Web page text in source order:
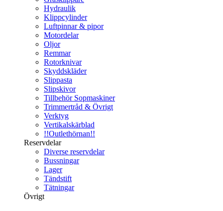
Hydraulik
Klippcylinder
Luftpinnar & pipor
Motordelar
Oljor
Remmar
Rotorknivar
Skyddskläder
Slippasta
Slipskivor
Tillbehör Sopmaskiner
Trimmertråd & Övrigt
Verktyg
Vertikalskärblad
!!Outlethörnan!!
Reservdelar
Diverse reservdelar
Bussningar
Lager
Tändstift
Tätningar
Övrigt